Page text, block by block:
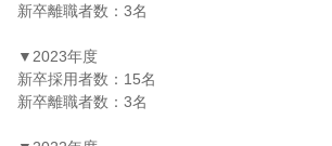
新卒離職者数：3名
▼2023年度
新卒採用者数：15名
新卒離職者数：3名